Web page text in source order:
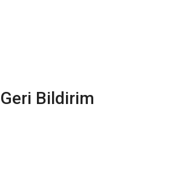
Bildirim